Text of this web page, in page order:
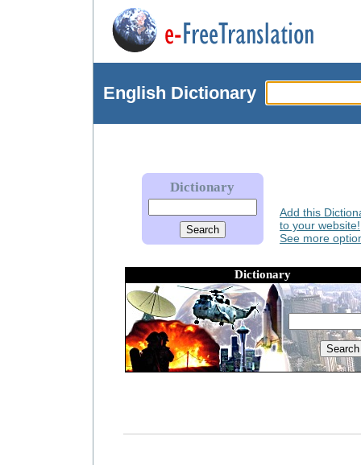
English Dictionary
Dictionary
Add this
to your website!
See more
Dictionary